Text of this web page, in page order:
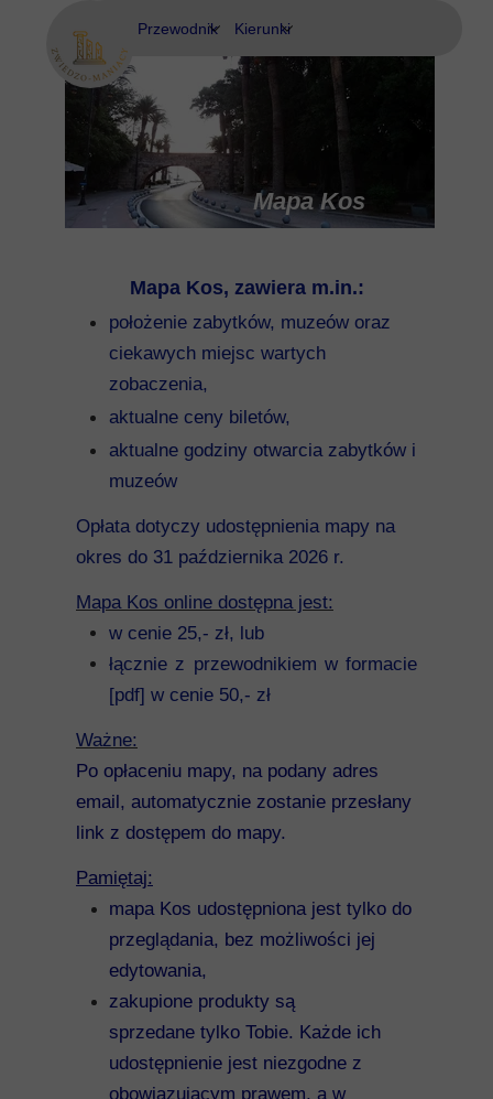
Przewodnik
Kos
Rodos
Kierunki
Ateny
Delfy
Eubea
Kalimnos
Korfu
Kreta
Nisyros
Rodos
Samos
Thasos
Mapa Kos
Mapa Kos, zawiera m.in.:
położenie zabytków, muzeów oraz
ciekawych miejsc wartych
zobaczenia,
aktualne ceny biletów,
aktualne godziny otwarcia zabytków i
muzeów
Opłata dotyczy udostępnienia mapy na
okres do 31 października 2026 r.
Mapa Kos online dostępna jest:
w cenie 25,- zł, lub
łącznie z przewodnikiem w formacie
[pdf] w cenie 50,- zł
Ważne:
Po opłaceniu mapy, na podany adres
email, automatycznie zostanie przesłany
link z dostępem do mapy.
Pamiętaj:
mapa Kos udostępniona jest tylko do
przeglądania, bez możliwości jej
edytowania,
zakupione produkty są
sprzedane tylko Tobie. Każde ich
udostępnienie jest niezgodne z
obowiązującym prawem, a w